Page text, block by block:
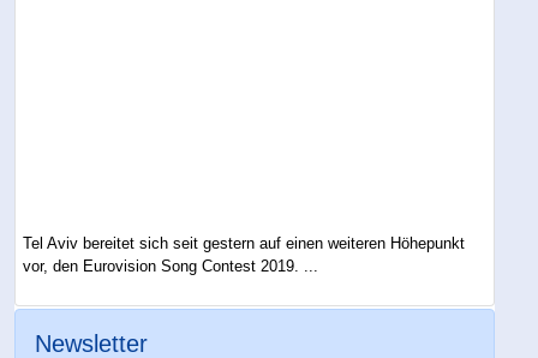
Tel Aviv bereitet sich seit gestern auf einen weiteren Höhepunkt
vor, den Eurovision Song Contest 2019. ...
Newsletter